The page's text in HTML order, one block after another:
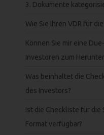
3. Dokumente
Wie Sie Ihren VDR für
Können Sie mir eine
Investoren zum
Was beinhaltet die
des Investors?
Ist die Checkliste für die
Format verfügbar?